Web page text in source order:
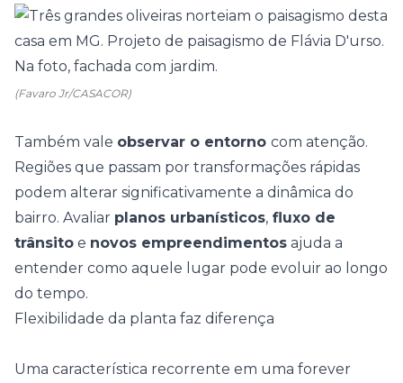
(Favaro Jr/CASACOR)
Também vale observar o entorno com atenção.
Regiões que passam por transformações rápidas
podem alterar significativamente a dinâmica do
bairro. Avaliar planos urbanísticos, fluxo de
trânsito e novos empreendimentos ajuda a
entender como aquele lugar pode evoluir ao longo
do tempo.
Flexibilidade da planta faz diferença
Uma característica recorrente em uma forever